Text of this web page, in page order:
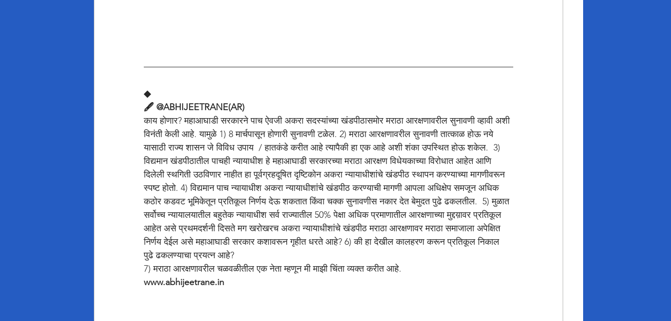
◆
🖋️ @ABHIJEETRANE(AR)
काय होणार? महाआघाडी सरकारने पाच ऐवजी अकरा सदस्यांच्या खंडपीठासमोर मराठा आरक्षणावरील सुनावणी व्हावी अशी
विनंती केली आहे. यामुळे 1) 8 मार्चपासून होणारी सुनावणी टळेल. 2) मराठा आरक्षणावरील सुनावणी तात्काळ होऊ नये
यासाठी राज्य शासन जे विविध उपाय  / हातकंडे करीत आहे त्यापैकी हा एक आहे अशी शंका उपस्थित होऊ शकेल.  3)
विद्यमान खंडपीठातील पाचही न्यायाधीश हे महाआघाडी सरकारच्या मराठा आरक्षण विधेयकाच्या विरोधात आहेत आणि
दिलेली स्थगिती उठविणार नाहीत हा पूर्वग्रहदूषित दृष्टिकोन अकरा न्यायाधीशांचे खंडपीठ स्थापन करण्याच्या मागणीवरून
स्पष्ट होतो. 4) विद्यमान पाच न्यायाधीश अकरा न्यायाधीशांचे खंडपीठ करण्याची मागणी आपला अधिक्षेप समजून अधिक
कठोर कडवट भूमिकेतून प्रतिकूल निर्णय देऊ शकतात किंवा चक्क सुनावणीस नकार देत बेमुदत पुढे ढकलतील.  5) मुळात
सर्वोच्च न्यायालयातील बहुतेक न्यायाधीश सर्व राज्यातील 50% पेक्षा अधिक प्रमाणातील आरक्षणाच्या मुद्दय़ावर प्रतिकूल
आहेत असे प्रथमदर्शनी दिसते मग खरोखरच अकरा न्यायाधीशांचे खंडपीठ मराठा आरक्षणावर मराठा समाजाला अपेक्षित
निर्णय देईल असे महाआघाडी सरकार कशावरून गृहीत धरते आहे? 6) की हा देखील कालहरण करून प्रतिकूल निकाल
पुढे ढकलण्याचा प्रयत्न आहे?
7) मराठा आरक्षणावरील चळवळीतील एक नेता म्हणून मी माझी चिंता व्यक्त करीत आहे.
www.abhijeetrane.in